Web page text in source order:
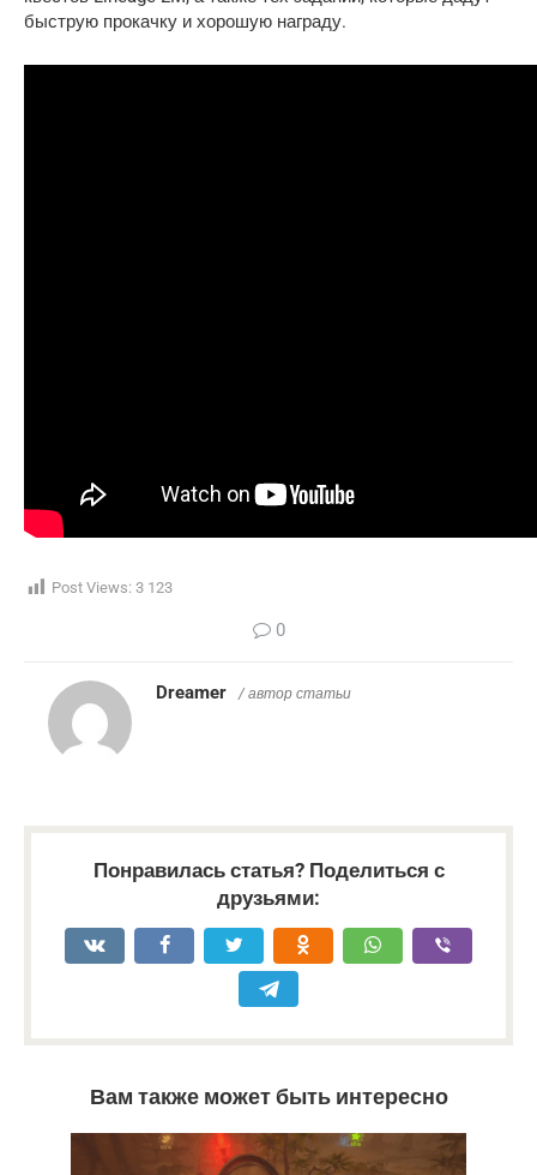
быструю прокачку и хорошую награду.
Post Views: 3 123
0
Dreamer / автор статьи
Понравилась статья? Поделиться с
друзьями:
Вам также может быть интересно